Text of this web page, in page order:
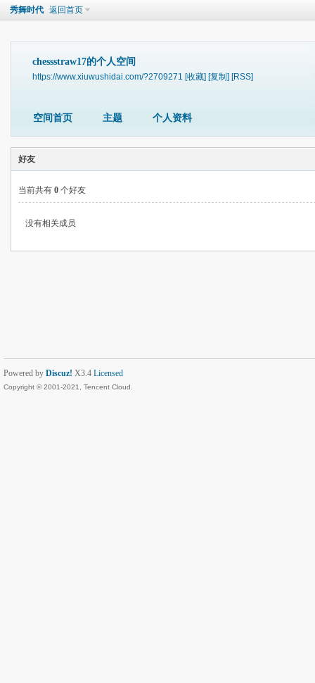
秀舞时代 返回首页
chessstraw17的个人空间
https://www.xiuwushidai.com/?2709271 [收藏] [复制] [RSS]
空间首页 主题 个人资料
好友
当前共有 0 个好友
没有相关成员
Powered by Discuz! X3.4 Licensed
Copyright © 2001-2021, Tencent Cloud.